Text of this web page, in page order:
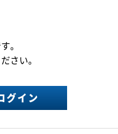
。
さい。
グイン